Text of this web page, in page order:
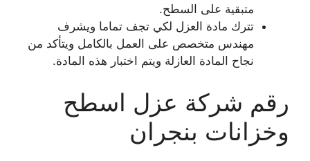
متبقية على السطح.
تترك مادة العزل لكي تجف تماما ويشرف
مهندس متخصص على العمل بالكامل ويتأكد من
نجاح المادة العازلة ويتم اختبار هذه المادة.
رقم شركة عزل اسطح
وخزانات بنجران